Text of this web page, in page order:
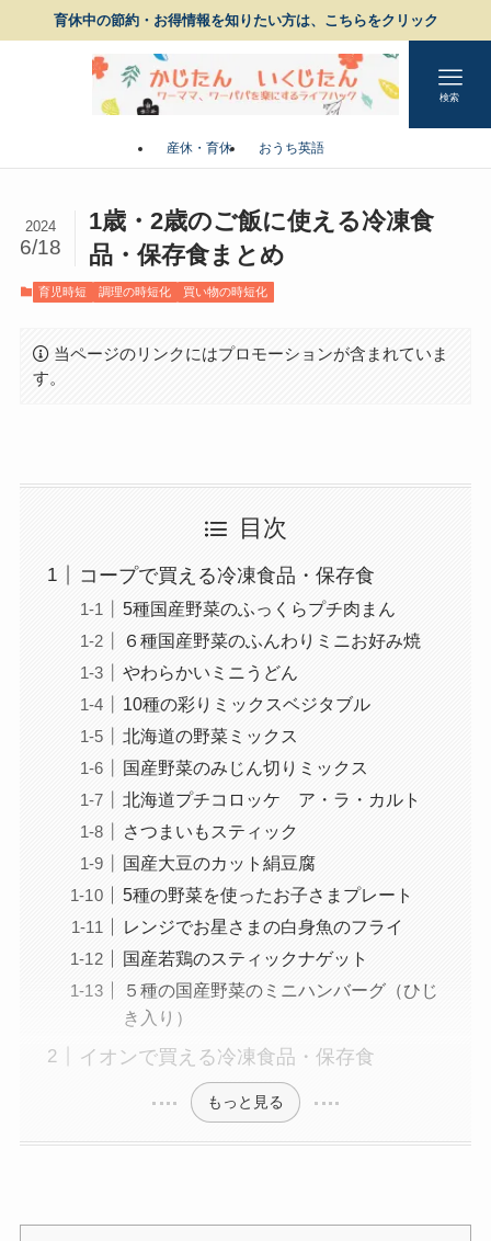
育休中の節約・お得情報を知りたい方は、こちらをクリック
検索
産休・育休 おうち英語
1歳・2歳のご飯に使える冷凍食
品・保存食まとめ
2024
6/18
育児時短 調理の時短化 買い物の時短化
当ページのリンクにはプロモーションが含まれていま
す。
目次
コープで買える冷凍食品・保存食
5種国産野菜のふっくらプチ肉まん
６種国産野菜のふんわりミニお好み焼
やわらかいミニうどん
10種の彩りミックスベジタブル
北海道の野菜ミックス
国産野菜のみじん切りミックス
北海道プチコロッケ ア・ラ・カルト
さつまいもスティック
国産大豆のカット絹豆腐
5種の野菜を使ったお子さまプレート
レンジでお星さまの白身魚のフライ
国産若鶏のスティックナゲット
５種の国産野菜のミニハンバーグ（ひじ
き入り）
イオンで買える冷凍食品・保存食
もっと見る